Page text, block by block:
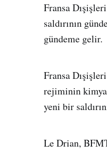
Fransa
saldırının
gündeme gelir.
Fransa
rejiminin
yeni bir
Le Drian,